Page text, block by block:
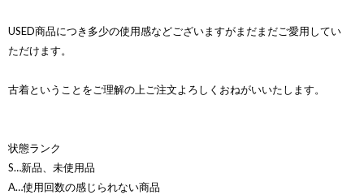
USED商品につき多少の使用感などございますがまだまだご愛用してい
ただけます。
古着ということをご理解の上ご注文よろしくおねがいいたします。
状態ランク
S…新品、未使用品
A…使用回数の感じられない商品